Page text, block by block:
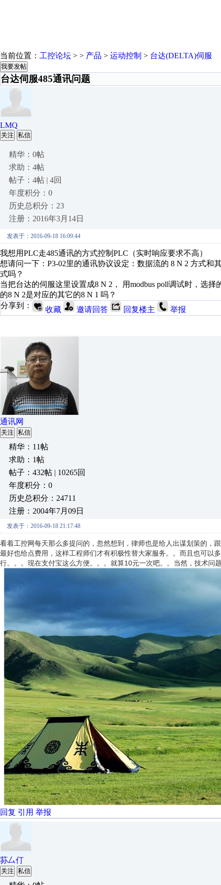
当前位置： 工控论坛 > > 产品 > 运动控制 > 台达(DELTA)伺服
我要发帖
台达伺服485通讯问题
LMQ
关注 私信
精华：0帖
求助：4帖
帖子：4帖 | 4回
年度积分：0
历史总积分：23
注册：2016年3月14日
发表于：2016-09-18 16:09:44
我想用PLC走485通讯的方式控制PLC（实时响应要求不高）
想请问一下：P3-02里的通讯协议设定：数据流的 8 N 2 方式
式吗？
当把台达的伺服这里设置成8 N 2， 用modbus poll调试时，选
的8 N 2是对应的其它的8 N 1 吗？
分享到：
收藏 邀请回答 回复楼主 举报
通讯网
关注 私信
精华：11帖
求助：1帖
帖子：432帖 | 10265回
年度积分：0
历史总积分：24711
注册：2004年7月09日
发表于：2016-09-18 21:17:48
看着工控网每天那么多提问的，忽然想到，律师也是给人出谋划策的，
最好也给点费用，这样工程师们才有积极性替大家服务。。而且也可以
行。。。现在支付宝这么方便。。。就算10元一次吧。。当然，技术
回复 引用 举报
荪厶仃
关注 私信